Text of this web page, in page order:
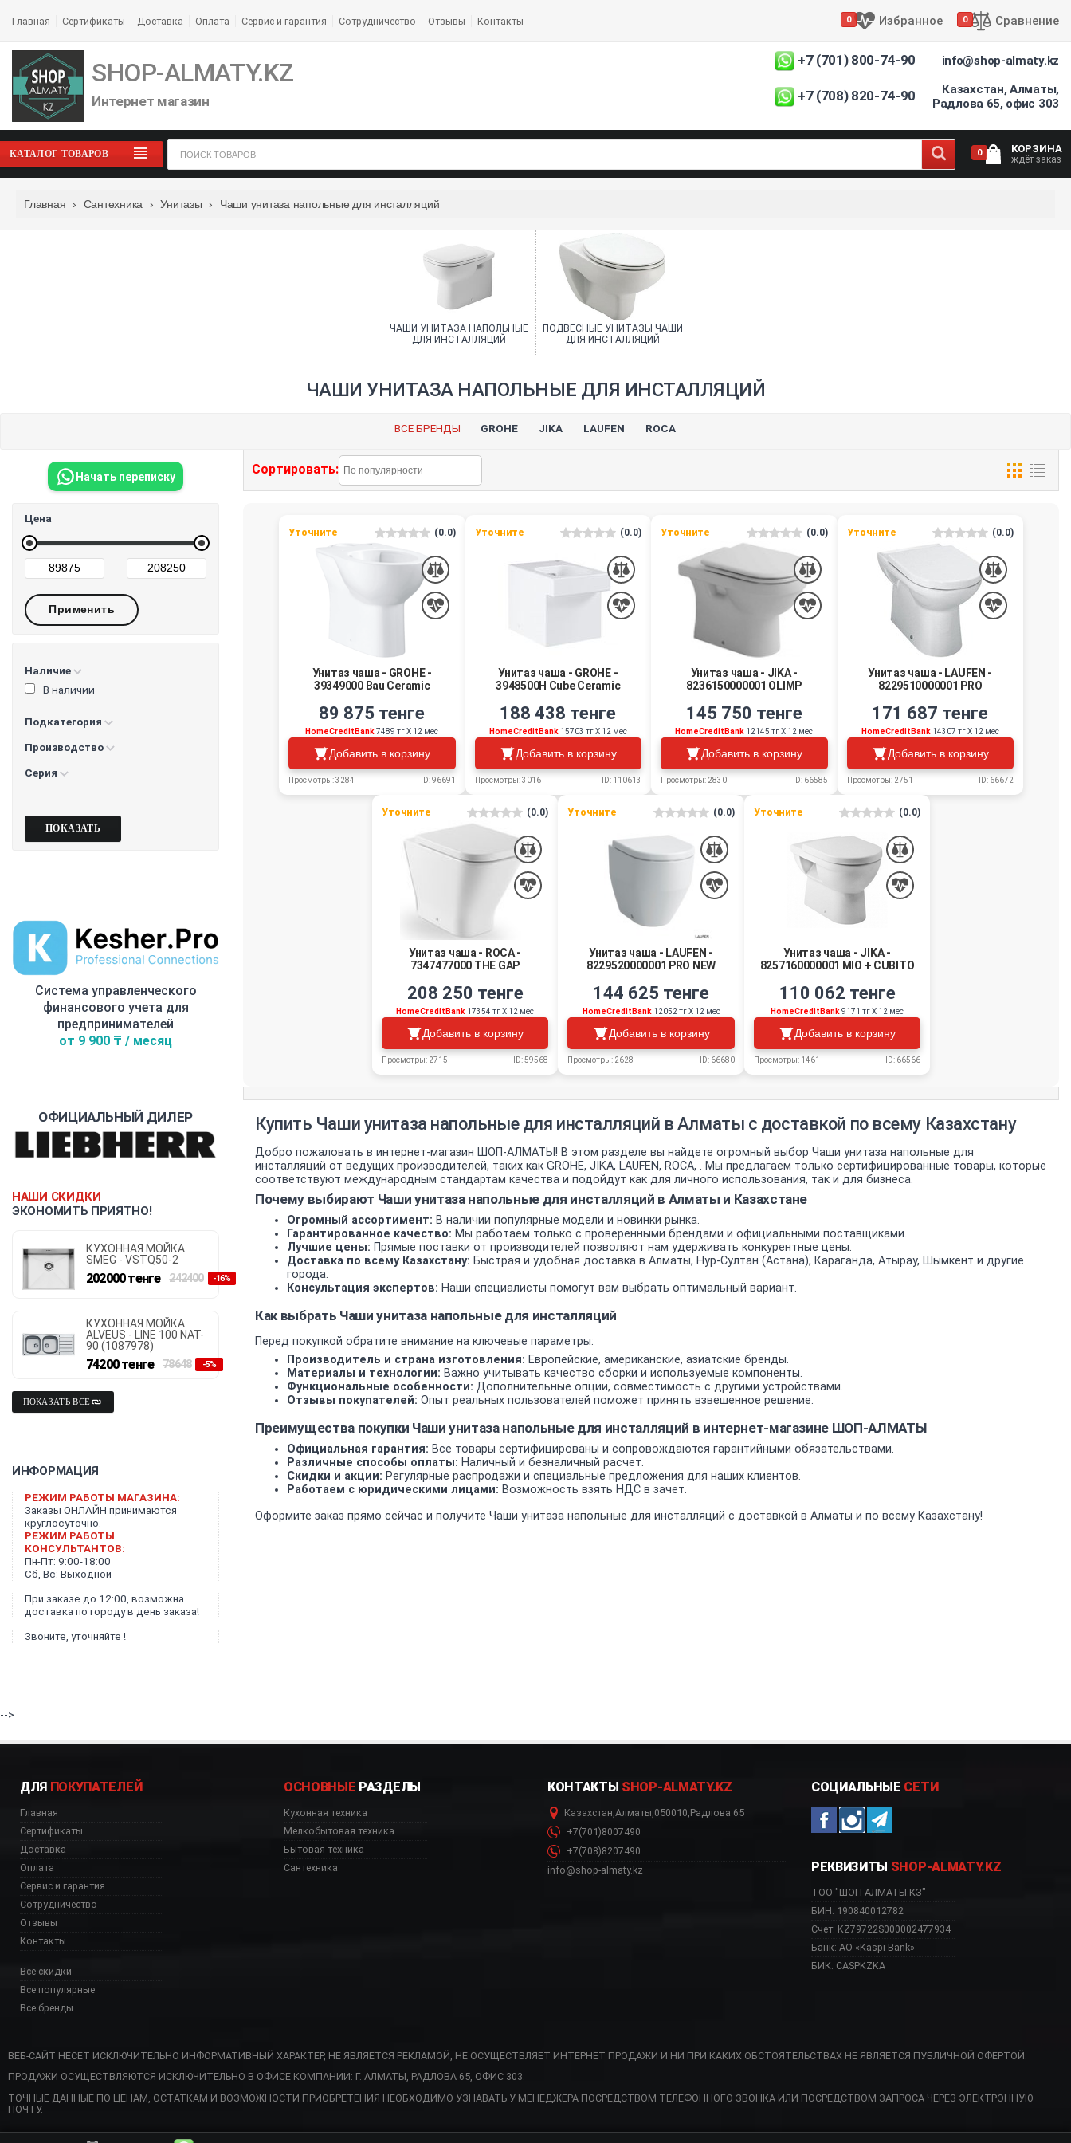
Главная Сертификаты Доставка Оплата Сервис и гарантия Сотрудничество Отзывы Контакты 0 Избранное 0 Сравнение
SHOP-ALMATY.KZ
Интернет магазин
+7 (701) 800-74-90
+7 (708) 820-74-90
info@shop-almaty.kz
Казахстан, Алматы,
Радлова 65, офис 303
КАТАЛОГ ТОВАРОВ 0 КОРЗИНА
ждёт заказ
Главная › Сантехника › Унитазы › Чаши унитаза напольные для инсталляций
ЧАШИ УНИТАЗА НАПОЛЬНЫЕ
ДЛЯ ИНСТАЛЛЯЦИЙ
ПОДВЕСНЫЕ УНИТАЗЫ ЧАШИ
ДЛЯ ИНСТАЛЛЯЦИЙ
ЧАШИ УНИТАЗА НАПОЛЬНЫЕ ДЛЯ ИНСТАЛЛЯЦИЙ
ВСЕ БРЕНДЫ GROHE JIKA LAUFEN ROCA
Начать переписку
Цена
Наличие
В наличии
Подкатегория
Производство
Серия
Система управленческого
финансового учета для
предпринимателей
от 9 900 ₸ / месяц
ОФИЦИАЛЬНЫЙ ДИЛЕР
Сортировать:
Уточните (0.0)
Унитаз чаша - GROHE -
39349000 Bau Ceramic
89 875 тенге
HomeCreditBank7489 тг Х 12 мес
Добавить в корзину
Просмотры: 3284 ID: 96691
Уточните (0.0)
Унитаз чаша - GROHE -
3948500H Cube Ceramic
188 438 тенге
HomeCreditBank 15703 тг Х 12 мес
Добавить в корзину
Просмотры: 3016 ID: 110613
Уточните (0.0)
Унитаз чаша - JIKA -
8236150000001 OLIMP
145 750 тенге
HomeCreditBank 12145 тг Х 12 мес
Добавить в корзину
Просмотры: 2830 ID: 66585
Уточните (0.0)
Унитаз чаша - LAUFEN -
8229510000001 PRO
171 687 тенге
HomeCreditBank 14307 тг Х 12 мес
Добавить в корзину
Просмотры: 2751 ID: 66672
Уточните (0.0)
Унитаз чаша - ROCA -
7347477000 THE GAP
208 250 тенге
HomeCreditBank 17354 тг Х 12 мес
Добавить в корзину
Просмотры: 2715 ID: 59568
Уточните (0.0)
Унитаз чаша - LAUFEN -
8229520000001 PRO NEW
144 625 тенге
HomeCreditBank 12052 тг Х 12 мес
Добавить в корзину
Просмотры: 2628 ID: 66680
Уточните (0.0)
Унитаз чаша - JIKA -
8257160000001 MIO + CUBITO
110 062 тенге
HomeCreditBank9171 тг Х 12 мес
Добавить в корзину
Просмотры: 1461 ID: 66566
Купить Чаши унитаза напольные для инсталляций в Алматы с доставкой по всему Казахстану
Добро пожаловать в интернет-магазин ШОП-АЛМАТЫ! В этом разделе вы найдете огромный выбор Чаши унитаза напольные для
инсталляций от ведущих производителей, таких как GROHE, JIKA, LAUFEN, ROCA, . Мы предлагаем только сертифицированные товары, которые
соответствуют международным стандартам качества и подойдут как для личного использования, так и для бизнеса.
Почему выбирают Чаши унитаза напольные для инсталляций в Алматы и Казахстане
Огромный ассортимент: В наличии популярные модели и новинки рынка.
Гарантированное качество: Мы работаем только с проверенными брендами и официальными поставщиками.
Лучшие цены: Прямые поставки от производителей позволяют нам удерживать конкурентные цены.
Доставка по всему Казахстану: Быстрая и удобная доставка в Алматы, Нур-Султан (Астана), Караганда, Атырау, Шымкент и другие
города.
Консультация экспертов: Наши специалисты помогут вам выбрать оптимальный вариант.
Как выбрать Чаши унитаза напольные для инсталляций
Перед покупкой обратите внимание на ключевые параметры:
Производитель и страна изготовления: Европейские, американские, азиатские бренды.
Материалы и технологии: Важно учитывать качество сборки и используемые компоненты.
Функциональные особенности: Дополнительные опции, совместимость с другими устройствами.
Отзывы покупателей: Опыт реальных пользователей поможет принять взвешенное решение.
Преимущества покупки Чаши унитаза напольные для инсталляций в интернет-магазине ШОП-АЛМАТЫ
Официальная гарантия: Все товары сертифицированы и сопровождаются гарантийными обязательствами.
Различные способы оплаты: Наличный и безналичный расчет.
Скидки и акции: Регулярные распродажи и специальные предложения для наших клиентов.
Работаем с юридическими лицами: Возможность взять НДС в зачет.
Оформите заказ прямо сейчас и получите Чаши унитаза напольные для инсталляций с доставкой в Алматы и по всему Казахстану!
НАШИ СКИДКИ
ЭКОНОМИТЬ ПРИЯТНО!
КУХОННАЯ МОЙКА
SMEG - VSTQ50-2
202000тенге 242400 -16%
КУХОННАЯ МОЙКА
ALVEUS - LINE 100 NAT-
90 (1087978)
74200 тенге 78648 -5%
ПОКАЗАТЬ ВСЕ
ИНФОРМАЦИЯ
РЕЖИМ РАБОТЫ МАГАЗИНА:
Заказы ОНЛАЙН принимаются
круглосуточно.
РЕЖИМ РАБОТЫ
КОНСУЛЬТАНТОВ:
Пн-Пт: 9:00-18:00
Сб, Вс: Выходной
При заказе до 12:00, возможна
доставка по городу в день заказа!
Звоните, уточняйте !
-->
ДЛЯ ПОКУПАТЕЛЕЙ
Главная
Сертификаты
Доставка
Оплата
Сервис и гарантия
Сотрудничество
Отзывы
Контакты
Все скидки
Все популярные
Все бренды
ОСНОВНЫЕ РАЗДЕЛЫ
Кухонная техника
Мелкобытовая техника
Бытовая техника
Сантехника
КОНТАКТЫ SHOP-ALMATY.KZ
Казахстан,Алматы,050010,Радлова 65
+7(701)8007490
+7(708)8207490
info@shop-almaty.kz
СОЦИАЛЬНЫЕ СЕТИ
РЕКВИЗИТЫ SHOP-ALMATY.KZ
ТОО "ШОП-АЛМАТЫ.КЗ"
БИН: 190840012782
Счет: KZ79722S000002477934
Банк: АО «Kaspi Bank»
БИК: CASPKZKA
ВЕБ-САЙТ НЕСЕТ ИСКЛЮЧИТЕЛЬНО ИНФОРМАТИВНЫЙ ХАРАКТЕР, НЕ ЯВЛЯЕТСЯ РЕКЛАМОЙ, НЕ ОСУЩЕСТВЛЯЕТ ИНТЕРНЕТ ПРОДАЖИ И НИ ПРИ КАКИХ ОБСТОЯТЕЛЬСТВАХ НЕ ЯВЛЯЕТСЯ ПУБЛИЧНОЙ ОФЕРТОЙ.
ПРОДАЖИ ОСУЩЕСТВЛЯЮТСЯ ИСКЛЮЧИТЕЛЬНО В ОФИСЕ КОМПАНИИ: Г. АЛМАТЫ, РАДЛОВА 65, ОФИС 303.
ТОЧНЫЕ ДАННЫЕ ПО ЦЕНАМ, ОСТАТКАМ И ВОЗМОЖНОСТИ ПРИОБРЕТЕНИЯ НЕОБХОДИМО УЗНАВАТЬ У МЕНЕДЖЕРА ПОСРЕДСТВОМ ТЕЛЕФОННОГО ЗВОНКА ИЛИ ПОСРЕДСТВОМ ЗАПРОСА ЧЕРЕЗ ЭЛЕКТРОННУЮ
ПОЧТУ.